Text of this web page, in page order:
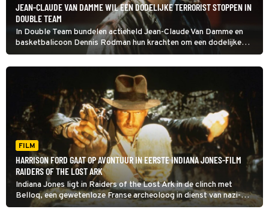
JEAN-CLAUDE VAN DAMME WIL EEN DODELIJKE TERRORIST STOPPEN IN
DOUBLE TEAM
In Double Team bundelen actieheld Jean-Claude Van Damme en
basketbalicoon Dennis Rodman hun krachten om een dodelijke
terrorist te stoppen. Wat volgt, is een explosieve achtbaanrit vol
actie en humor.
FILM
HARRISON FORD GAAT OP AVONTUUR IN EERSTE INDIANA JONES-FILM
RAIDERS OF THE LOST ARK
Indiana Jones ligt in Raiders of the Lost Ark in de clinch met
Belloq, een gewetenloze Franse archeoloog in dienst van nazi-
Duitsland. Ze willen allebei de ark van het verbond in hun bezit